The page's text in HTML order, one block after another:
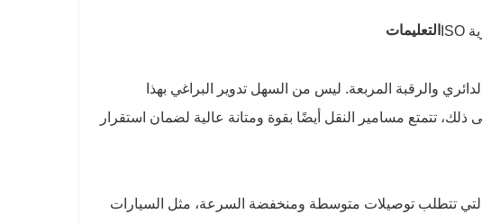
التعليمات
والرقبة المربعة. ليس من السهل تدوير البراغي بهذا
ذلك، تتمتع مسامير النقل أيضًا بقوة ومتانة عالية لضمان استقرار
تتطلب توصيلات متوسطة ومنخفضة السرعة، مثل السيارات